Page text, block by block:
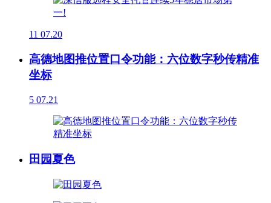
11 07.20
高德地图推位置口令功能：六位数字秒传精准
坐标
5 07.21
田园夏色